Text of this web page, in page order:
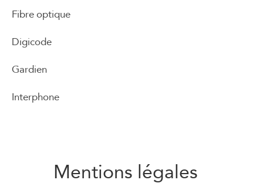
Fibre optique
Digicode
Gardien
Interphone
Mentions légales